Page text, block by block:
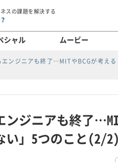
スの課題を解決する
シャル ムービー
エンジニアも終了…MITやBCGが考え
ンジニアも終了
い」5つのこと(2/2)